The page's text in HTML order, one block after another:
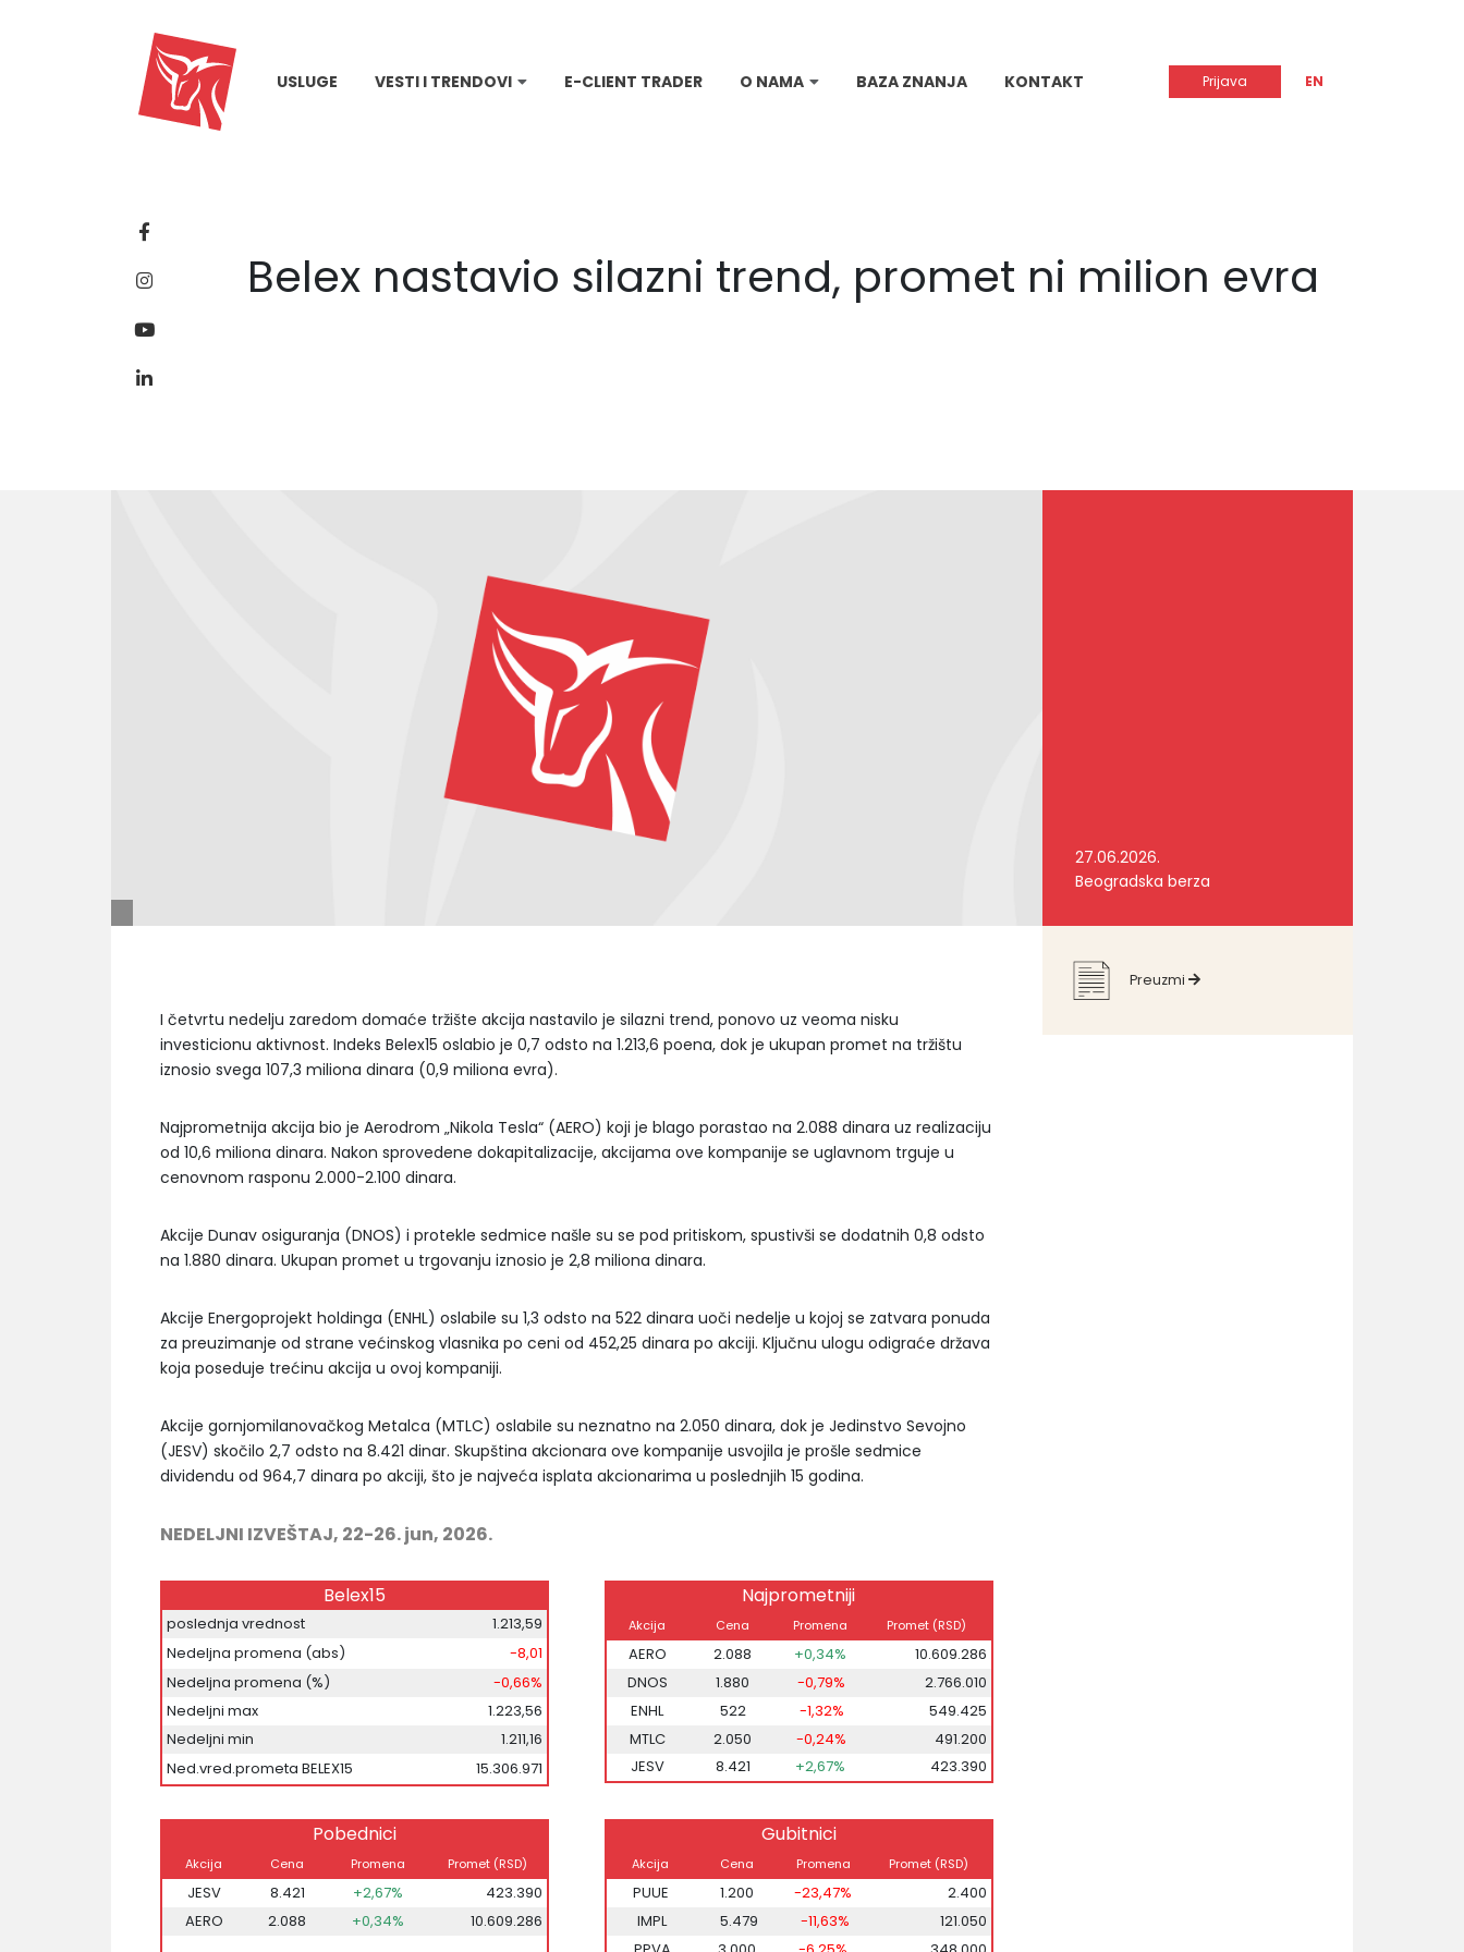
USLUGE VESTI I TRENDOVI E-CLIENT TRADER O NAMA BAZA ZNANJA KONTAKT Prijava EN
Belex nastavio silazni trend, promet ni milion evra
27.06.2026.
Beogradska berza
I četvrtu nedelju zaredom domaće tržište akcija nastavilo je silazni trend, ponovo uz veoma nisku
investicionu aktivnost. Indeks Belex15 oslabio je 0,7 odsto na 1.213,6 poena, dok je ukupan promet na tržištu
iznosio svega 107,3 miliona dinara (0,9 miliona evra).
Najprometnija akcija bio je Aerodrom „Nikola Tesla“ (AERO) koji je blago porastao na 2.088 dinara uz realizaciju
od 10,6 miliona dinara. Nakon sprovedene dokapitalizacije, akcijama ove kompanije se uglavnom trguje u
cenovnom rasponu 2.000-2.100 dinara.
Akcije Dunav osiguranja (DNOS) i protekle sedmice našle su se pod pritiskom, spustivši se dodatnih 0,8 odsto
na 1.880 dinara. Ukupan promet u trgovanju iznosio je 2,8 miliona dinara.
Akcije Energoprojekt holdinga (ENHL) oslabile su 1,3 odsto na 522 dinara uoči nedelje u kojoj se zatvara ponuda
za preuzimanje od strane većinskog vlasnika po ceni od 452,25 dinara po akciji. Ključnu ulogu odigraće država
koja poseduje trećinu akcija u ovoj kompaniji.
Akcije gornjomilanovačkog Metalca (MTLC) oslabile su neznatno na 2.050 dinara, dok je Jedinstvo Sevojno
(JESV) skočilo 2,7 odsto na 8.421 dinar. Skupština akcionara ove kompanije usvojila je prošle sedmice
dividendu od 964,7 dinara po akciji, što je najveća isplata akcionarima u poslednjih 15 godina.
NEDELJNI IZVEŠTAJ, 22-26. jun, 2026.
Belex15
poslednja vrednost
1.213,59
Nedeljna promena (abs)
-8,01
Nedeljna promena (%)
-0,66%
Nedeljni max
1.223,56
Nedeljni min
1.211,16
Ned.vred.prometa BELEX15
15.306.971
Najprometniji
Akcija Cena Promena Promet (RSD)
AERO 2.088 +0,34%
10.609.286
DNOS
1.880 -0,79%
2.766.010
ENHL
522 -1,32%
549.425
MTLC
2.050 -0,24%
491.200
JESV
8.421 +2,67% 423.390
Pobednici
Akcija Cena Promena Promet (RSD)
JESV 8.421 +2,67%
423.390
AERO
2.088 +0,34% 10.609.286
Gubitnici
Akcija Cena Promena Promet (RSD)
PUUE 1.200 -23,47%
2.400
IMPL
5.479 -11,63%
121.050
Preuzmi